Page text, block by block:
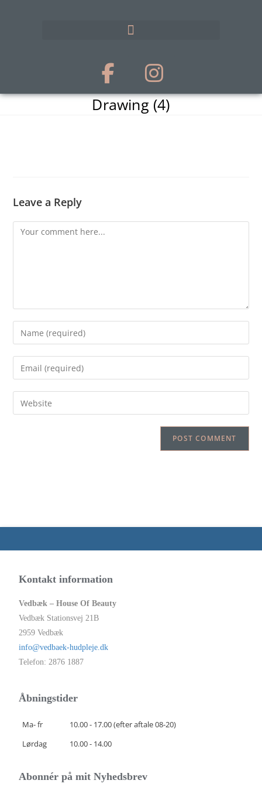
Drawing (4)
Leave a Reply
Kontakt information
Vedbæk – House Of Beauty
Vedbæk Stationsvej 21B
2959 Vedbæk
info@vedbaek-hudpleje.dk
Telefon: 2876 1887
Åbningstider
Ma- fr
10.00 - 17.00 (efter aftale 08-20)
Lørdag
10.00 - 14.00
Abonnér på mit Nyhedsbrev